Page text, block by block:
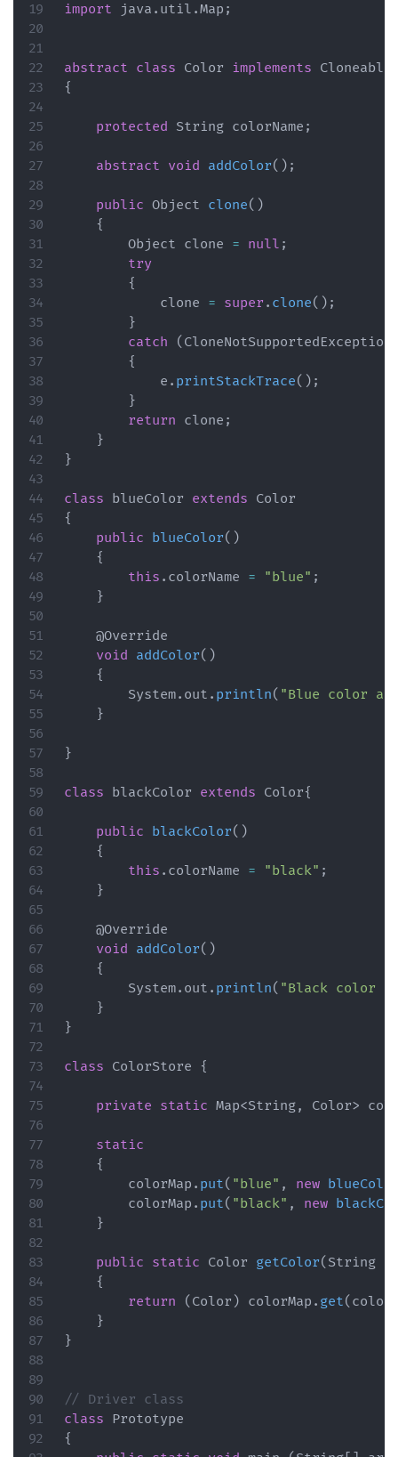
import
java . util .Map ;
abstract class Color implements Cloneable
{
protected String colorName ;
abstract void addColor( ) ;
public Object clone( )
{
Object clone = null ;
try
{
            clone
= super . clone( ) ;
}
catch
( CloneNotSupportedException
{
            e
. printStackTrace( ) ;
}
return clone ;
}
}
class blueColor extends Color
{
public blueColor( )
{
this . colorName = "blue" ;
}
@Override
void addColor( )
{
System. out . println( "Blue color
}
}
class blackColor extends Color{
public blackColor( )
{
this . colorName = "black" ;
}
@Override
void addColor( )
{
System. out . println( "Black color
}
}
class ColorStore {
private static Map<String, Color>
static
{
        colorMap
. put( "blue" , new
        colorMap
. put( "black" , new
}
public static Color getColor( String
{
return
( Color ) colorMap . get(
}
}
// Driver class
class Prototype
{